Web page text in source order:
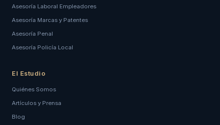
Asesoría Laboral Empleadores
Asesoría Marcas y Patentes
Asesoría Penal
Asesoría Policía Local
El Estudio
Quiénes Somos
Artículos y Prensa
Blog